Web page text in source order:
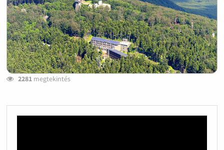
2281megtekintés